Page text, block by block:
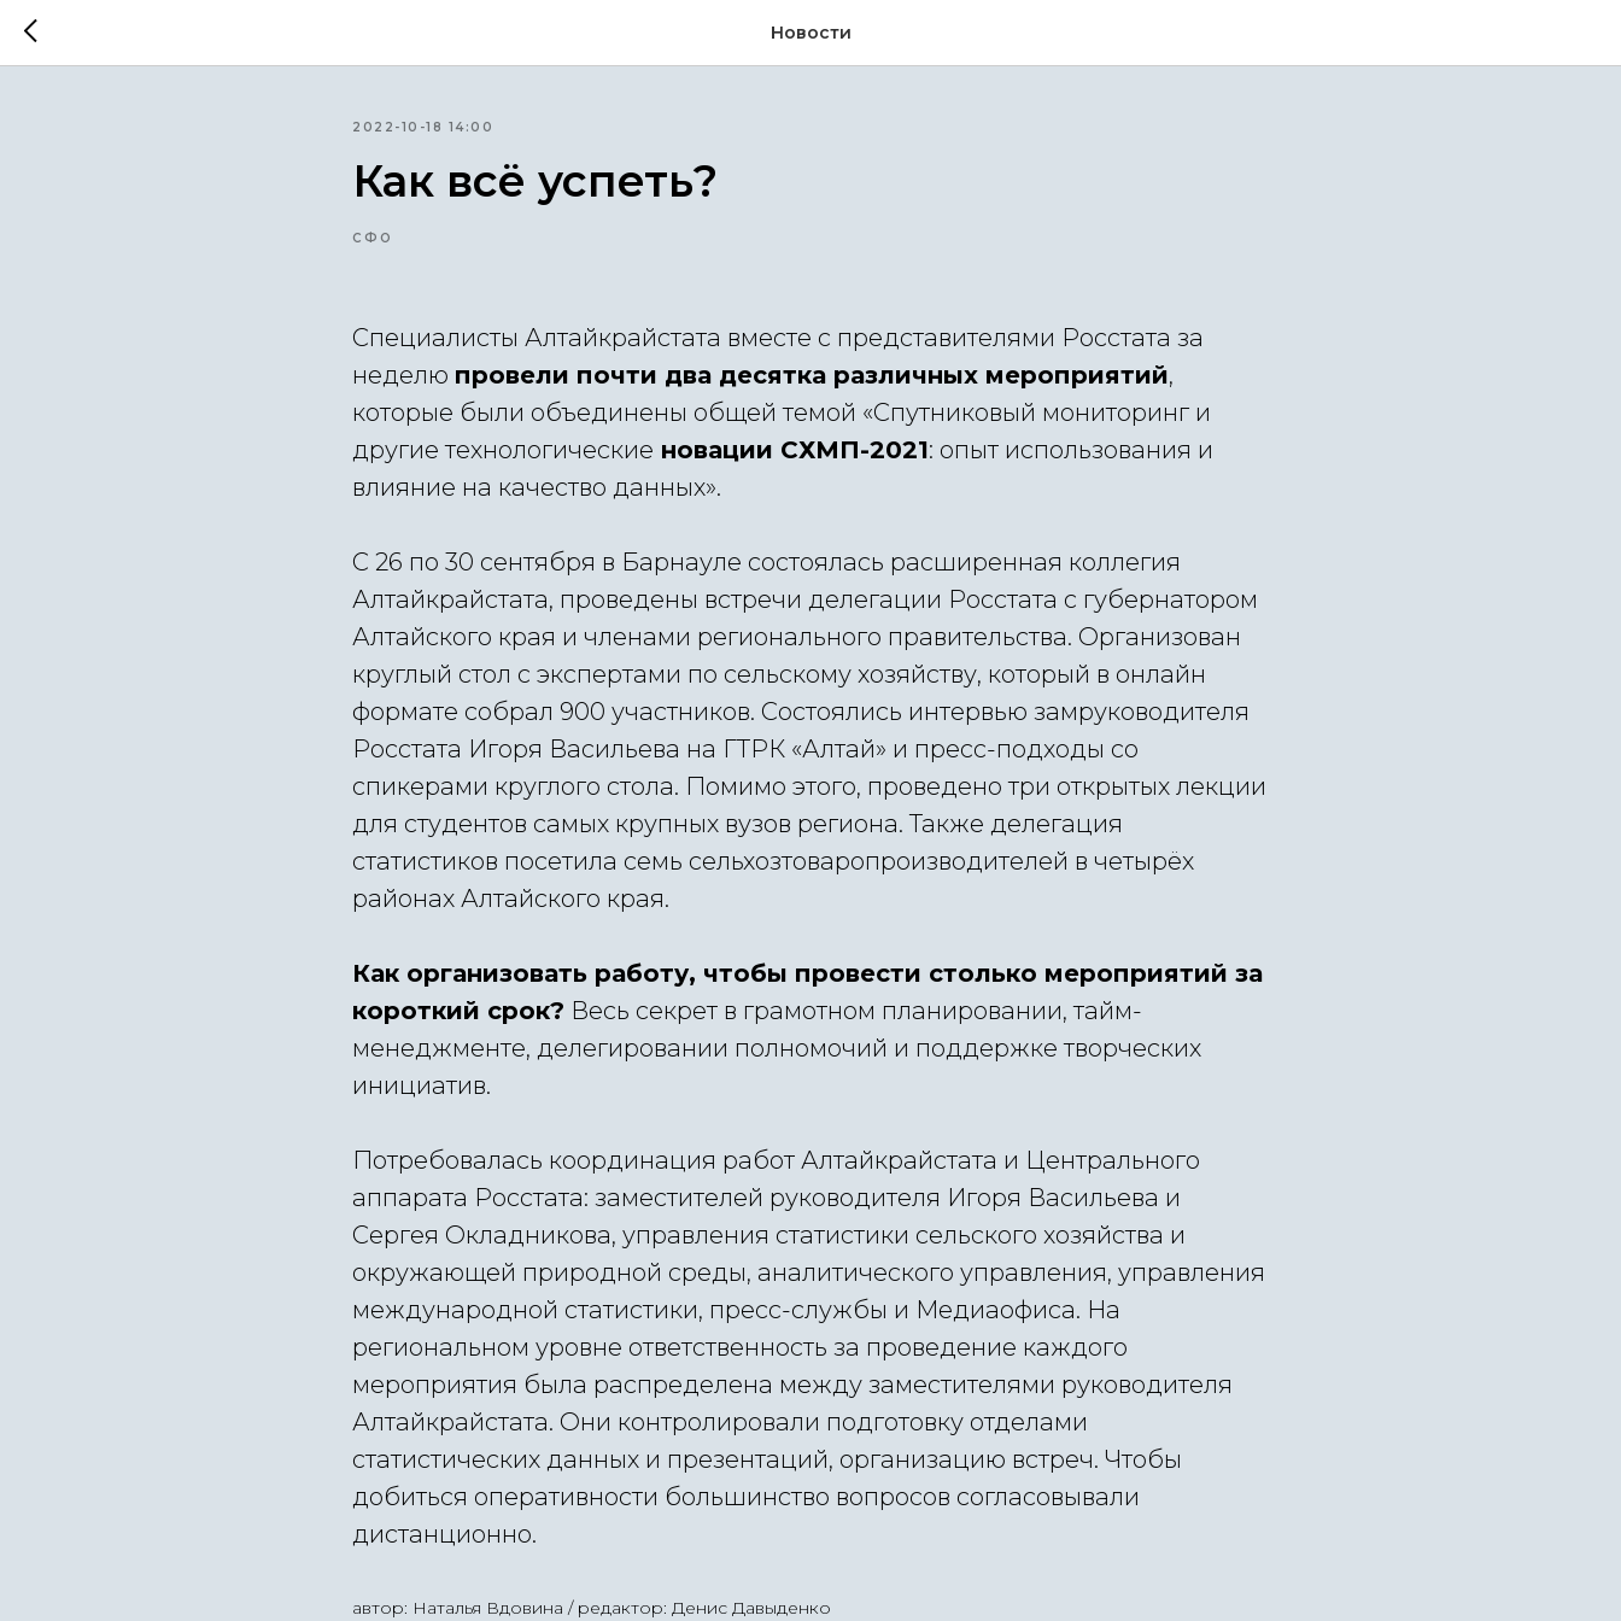
Новости
2022-10-18 14:00
Как всё успеть?
СФО
Специалисты Алтайкрайстата вместе с представителями Росстата за
неделю провели почти два десятка различных мероприятий,
которые были объединены общей темой «Спутниковый мониторинг и
другие технологические новации СХМП-2021: опыт использования и
влияние на качество данных».
C 26 по 30 сентября в Барнауле состоялась расширенная коллегия
Алтайкрайстата, проведены встречи делегации Росстата с губернатором
Алтайского края и членами регионального правительства. Организован
круглый стол с экспертами по сельскому хозяйству, который в онлайн
формате собрал 900 участников. Состоялись интервью замруководителя
Росстата Игоря Васильева на ГТРК «Алтай» и пресс-подходы со
спикерами круглого стола. Помимо этого, проведено три открытых лекции
для студентов самых крупных вузов региона. Также делегация
статистиков посетила семь сельхозтоваропроизводителей в четырёх
районах Алтайского края.
Как организовать работу, чтобы провести столько мероприятий за
короткий срок? Весь секрет в грамотном планировании, тайм-
менеджменте, делегировании полномочий и поддержке творческих
инициатив.
Потребовалась координация работ Алтайкрайстата и Центрального
аппарата Росстата: заместителей руководителя Игоря Васильева и
Сергея Окладникова, управления статистики сельского хозяйства и
окружающей природной среды, аналитического управления, управления
международной статистики, пресс-службы и Медиаофиса. На
региональном уровне ответственность за проведение каждого
мероприятия была распределена между заместителями руководителя
Алтайкрайстата. Они контролировали подготовку отделами
статистических данных и презентаций, организацию встреч. Чтобы
добиться оперативности большинство вопросов согласовывали
дистанционно.
автор: Наталья Вдовина / редактор: Денис Давыденко